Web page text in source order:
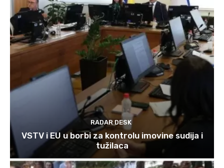
RADAR DESK
VSTV i EU u borbi za kontrolu imovine sudija i
tužilaca